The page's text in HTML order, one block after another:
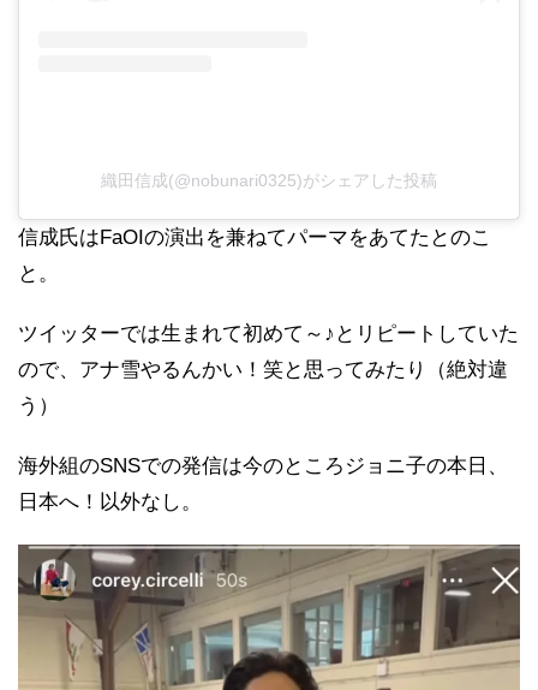
織田信成(@nobunari0325)がシェアした投稿
信成氏はFaOIの演出を兼ねてパーマをあてたとのこ
と。
ツイッターでは生まれて初めて～♪とリピートしていた
ので、アナ雪やるんかい！笑と思ってみたり（絶対違
う）
海外組のSNSでの発信は今のところジョニ子の本日、
日本へ！以外なし。